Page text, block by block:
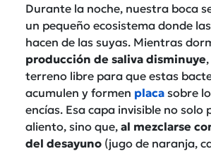
Durante la noche, nuestra boca
un pequeño ecosistema donde
hacen de las suyas. Mientras
producción de saliva disminuye
terreno libre para que estas
acumulen y formen placa sobre
encías. Esa capa invisible no solo
aliento, sino que, al mezclarse
del desayuno (jugo de naranja,